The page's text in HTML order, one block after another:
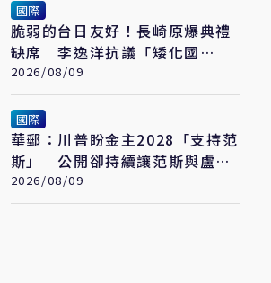
國際
脆弱的台日友好！長崎原爆典禮
缺席 李逸洋抗議「矮化國
格」：日媒揭長崎特殊安排
2026/08/09
國際
華郵：川普盼金主2028「支持范
斯」 公開卻持續讓范斯與盧比
奧較勁接班
2026/08/09